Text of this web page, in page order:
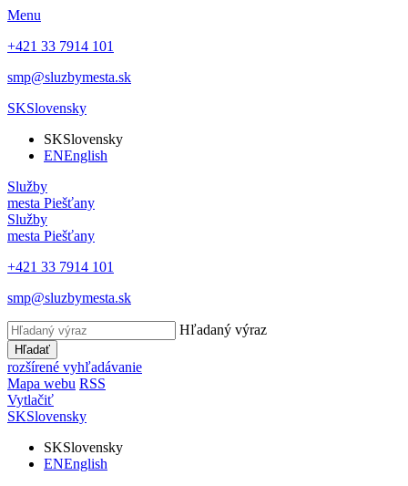
Menu
+421 33 7914 101
smp@sluzbymesta.sk
SKSlovensky
SKSlovensky
ENEnglish
Služby
mesta Piešťany
Služby
mesta Piešťany
+421 33 7914 101
smp@sluzbymesta.sk
Hľadaný výraz
Hľadať
rozšírené vyhľadávanie
Mapa webu RSS
Vytlačiť
SKSlovensky
SKSlovensky
ENEnglish